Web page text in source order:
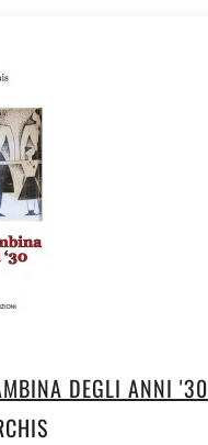
DEGLI ANNI '30